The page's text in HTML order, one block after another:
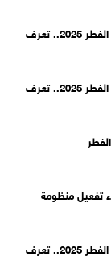
مواعيد مترو الأنفاق خلال إجازة عيد الفطر 2025.. تعرف
مواعيد مترو الأنفاق خلال إجازة عيد الفطر 2025.. تعرف
تفعيل منظومة
مواعيد مترو الأنفاق خلال إجازة عيد الفطر 2025.. تعرف